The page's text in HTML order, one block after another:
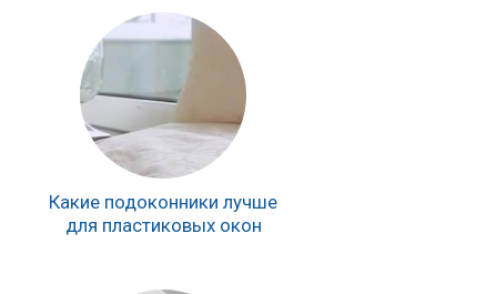
Какие подоконники лучше
для пластиковых окон